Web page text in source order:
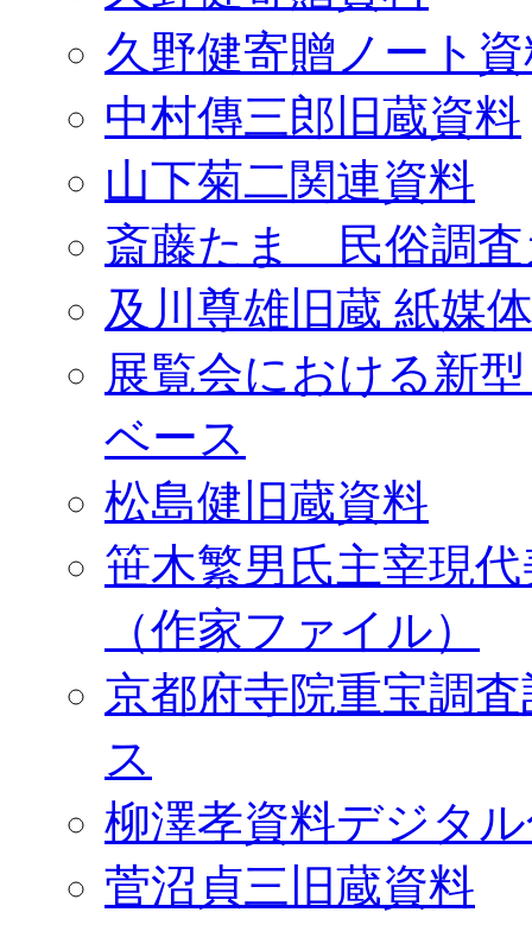
久野健寄贈ノート
中村傳三郎旧蔵資料
山下菊二関連資料
斎藤たま 民俗調査
及川尊雄旧蔵 紙媒
展覧会における新
ベース
松島健旧蔵資料
笹木繁男氏主宰現
（作家ファイル）
京都府寺院重宝調
ス
柳澤孝資料デジタ
菅沼貞三旧蔵資料